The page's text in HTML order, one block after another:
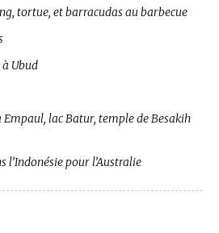
tortue, et barracudas au barbecue
Ubud
lac Batur, temple de Besakih
l’Indonésie pour l’Australie